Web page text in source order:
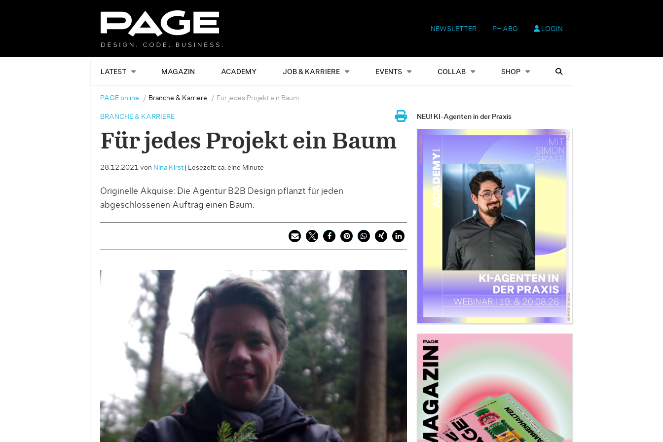
NEWSLETTER P+ ABO LOGIN
LATEST MAGAZIN ACADEMY JOB & KARRIERE EVENTS COLLAB SHOP
Alles Events Shop Heftausgaben Suchen
PAGE online Branche & Karriere Für jedes Projekt ein Baum
BRANCHE & KARRIERE
Für jedes Projekt ein Baum
28.12.2021 von Nina Kirst| Lesezeit: ca. eine Minute
Originelle Akquise: Die Agentur B2B Design pflanzt für jeden
abgeschlossenen Auftrag einen Baum.
NEU! KI-Agenten in der Praxis